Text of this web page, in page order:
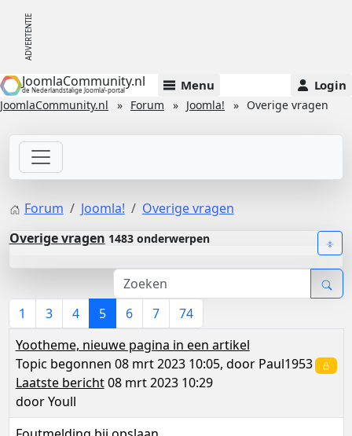
JoomlaCommunity.nl
de Nederlandstalige Joomla!-portal Menu Login
JoomlaCommunity.nl Forum Joomla! Overige vragen
Forum Joomla!
Overige vragen
Overige vragen 1483 onderwerpen
1 3 4 5 6 7
74
Yootheme, nieuwe pagina in een artikel
Topic begonnen 08 mrt 2023 10:05, door Paul1953
Laatste bericht08 mrt 2023 10:29
doorYoull